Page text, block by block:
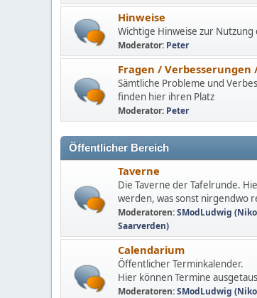
Hinweise
Wichtige Hinweise zur
Moderator: Peter
Fragen / Verbesserungen
Sämtliche Probleme und
finden hier ihren Platz
Moderator: Peter
Öffentlicher Bereich
Taverne
Die Taverne der Tafelrunde.
werden, was sonst nirgendwo
Moderatoren:SModLudwig
Saarverden)
Calendarium
Öffentlicher Terminkalender.
Hier können Termine
Moderatoren:SModLudwig